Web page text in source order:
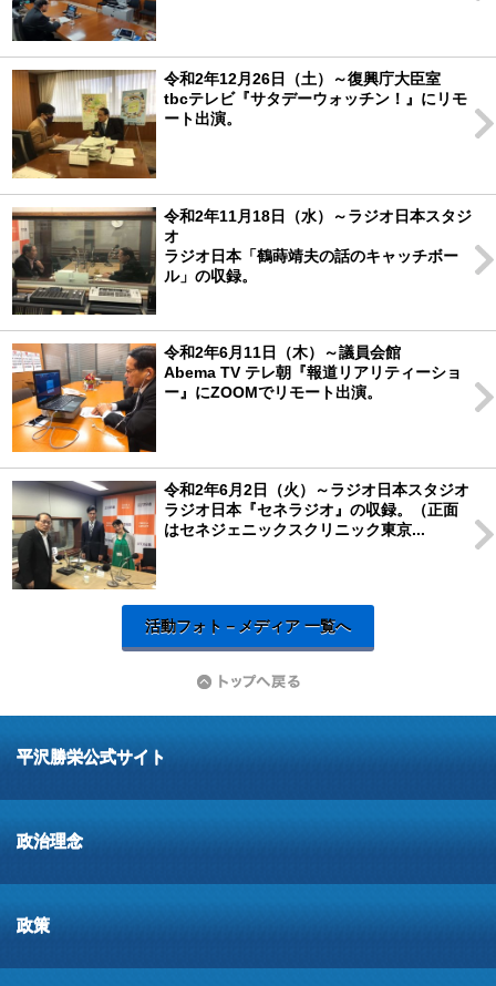
令和2年12月26日（土）～復興庁大臣室
tbcテレビ『サタデーウォッチン！』にリモ
ート出演。
令和2年11月18日（水）～ラジオ日本スタジ
オ
ラジオ日本「鶴蒔靖夫の話のキャッチボー
ル」の収録。
令和2年6月11日（木）～議員会館
Abema TV テレ朝『報道リアリティーショ
ー』にZOOMでリモート出演。
令和2年6月2日（火）～ラジオ日本スタジオ
ラジオ日本『セネラジオ』の収録。（正面
はセネジェニックスクリニック東京...
活動フォト－メディア 一覧へ
平沢勝栄公式サイト
政治理念
政策